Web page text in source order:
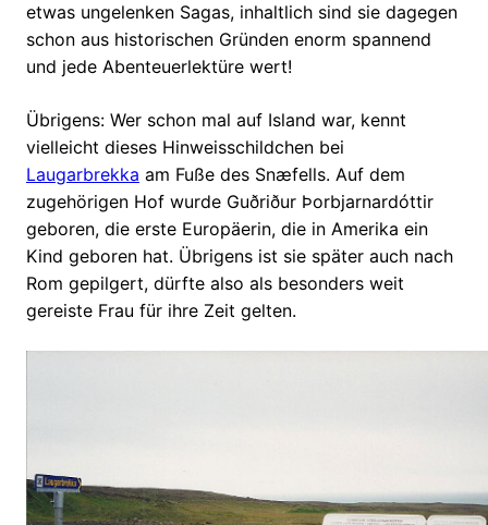
etwas ungelenken Sagas, inhaltlich sind sie dagegen
schon aus historischen Gründen enorm spannend
und jede Abenteuerlektüre wert!
Übrigens: Wer schon mal auf Island war, kennt
vielleicht dieses Hinweisschildchen bei
Laugarbrekka am Fuße des Snæfells. Auf dem
zugehörigen Hof wurde Guðriður Þorbjarnardóttir
geboren, die erste Europäerin, die in Amerika ein
Kind geboren hat. Übrigens ist sie später auch nach
Rom gepilgert, dürfte also als besonders weit
gereiste Frau für ihre Zeit gelten.